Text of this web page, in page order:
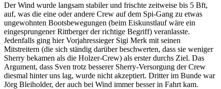
Der Wind wurde langsam stabiler und frischte zeitweise bis 5 Bft,
auf, was die eine oder andere Crew auf dem Spi-Gang zu etwas
ungewohnten Bootsbewegungen (beim Eiskunstlauf wäre ein
eingesprungener Rittberger der richtige Begriff) veranlasste.
Jedenfalls ging hier Vorjahressieger Sigi Merk mit seinen
Mitstreitern (die sich ständig darüber beschwerten, dass sie weniger
Sherry bekamen als die Holzer-Crew) als erster durchs Ziel. Das
Argument, dass Sven trotz besserer Sherry-Versorgung der Crew
diesmal hinter uns lag, wurde nicht akzeptiert. Dritter im Bunde war
Jörg Bleiholder, der auch bei Wind immer besser in Fahrt kam.